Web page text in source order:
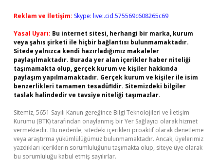
Reklam ve İletişim: Skype: live:.cid.575569c608265c69
Yasal Uyarı: Bu internet sitesi, herhangi bir marka, kurum
veya şahıs şirketi ile hiçbir bağlantısı bulunmamaktadır.
Sitede yalnızca kendi hazırladığımız makaleler
paylaşılmaktadır. Burada yer alan içerikler haber niteliği
taşımamakta olup, gerçek kurum ve kişiler hakkında
paylaşım yapılmamaktadır. Gerçek kurum ve kişiler ile isim
benzerlikleri tamamen tesadüfidir. Sitemizdeki bilgiler
taslak halindedir ve tavsiye niteliği taşımazlar.
Sitemiz, 5651 Sayılı Kanun gereğince Bilgi Teknolojileri ve İletişim
Kurumu (BTK) tarafından onaylanmış bir Yer Sağlayıcı olarak hizmet
vermektedir. Bu nedenle, sitedeki içerikleri proaktif olarak denetleme
veya araştırma yükümlülüğümüz bulunmamaktadır. Ancak, üyelerimiz
yazdıkları içeriklerin sorumluluğunu taşımakta olup, siteye üye olarak
bu sorumluluğu kabul etmiş sayılırlar.